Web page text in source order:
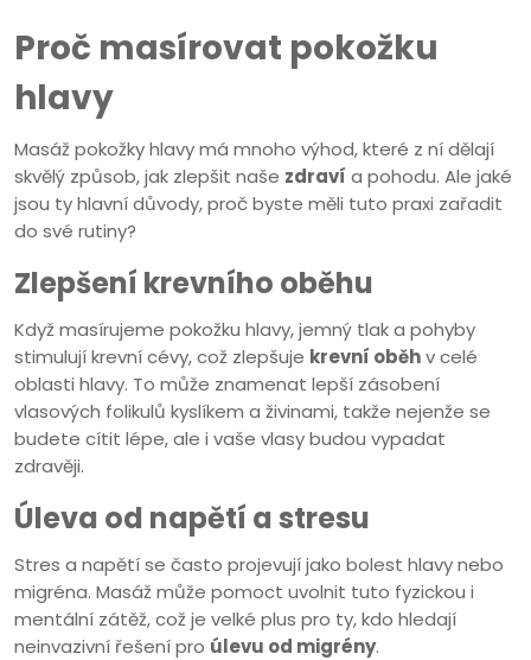
Proč masírovat pokožku
hlavy
Masáž pokožky hlavy má mnoho výhod, které z ní dělají
skvělý způsob, jak zlepšit naše zdraví a pohodu. Ale jaké
jsou ty hlavní důvody, proč byste měli tuto praxi zařadit
do své rutiny?
Zlepšení krevního oběhu
Když masírujeme pokožku hlavy, jemný tlak a pohyby
stimulují krevní cévy, což zlepšuje krevní oběhv celé
oblasti hlavy. To může znamenat lepší zásobení
vlasových folikulů kyslíkem a živinami, takže nejenže se
budete cítit lépe, ale i vaše vlasy budou vypadat
zdravěji.
Úleva od napětí a stresu
Stres a napětí se často projevují jako bolest hlavy nebo
migréna. Masáž může pomoct uvolnit tuto fyzickou i
mentální zátěž, což je velké plus pro ty, kdo hledají
neinvazivní řešení pro úlevu od migrény.